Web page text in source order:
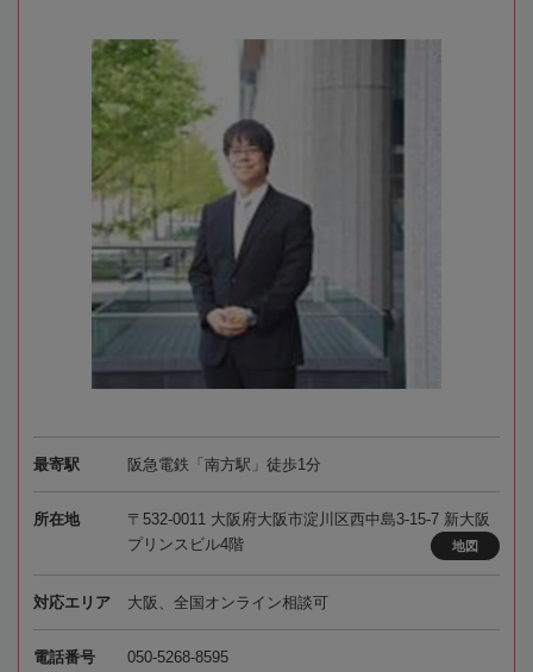
最寄駅 阪急電鉄「南方駅」徒歩1分
所在地
〒532-0011 大阪府大阪市淀川区西中島3-15-7 新大阪
プリンスビル4階
地図
対応エリア 大阪、全国オンライン相談可
電話番号 050-5268-8595